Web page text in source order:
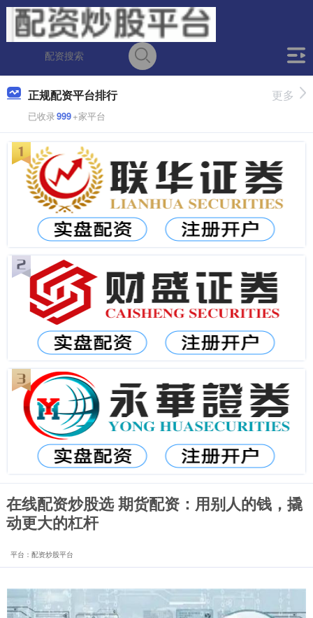
正规配资平台排行
已收录999+家平台
更多
在线配资炒股选 期货配资：用别人的钱，撬
动更大的杠杆
平台：配资炒股平台